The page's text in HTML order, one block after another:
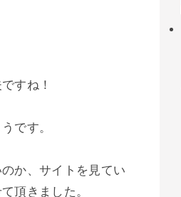
すね！
です。
か、サイトを見てい
頂きました。